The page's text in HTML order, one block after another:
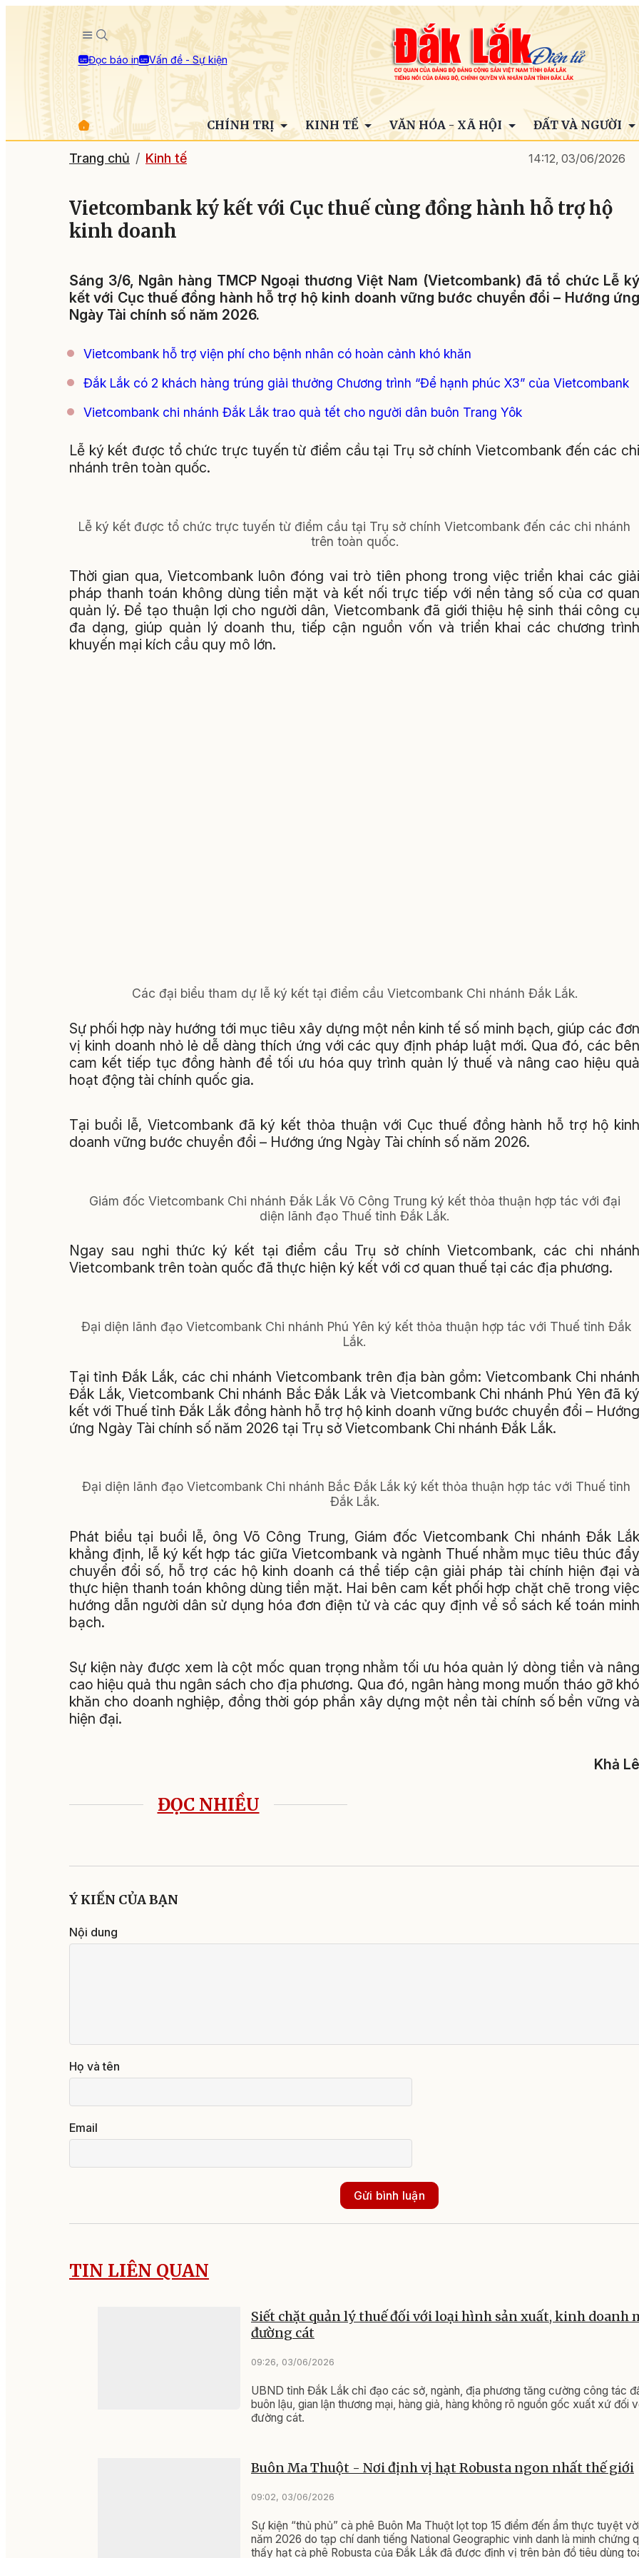
Đọc báo in Vấn đề - Sự kiện
CHÍNH TRỊ KINH TẾ VĂN HÓA - XÃ HỘI ĐẤT VÀ NGƯỜI
Trang chủ Kinh tế 14:12, 03/06/2026
Vietcombank ký kết với Cục thuế cùng đồng hành hỗ trợ hộ
kinh doanh
Sáng 3/6, Ngân hàng TMCP Ngoại thương Việt Nam (Vietcombank) đã tổ chức Lễ ký
kết với Cục thuế đồng hành hỗ trợ hộ kinh doanh vững bước chuyển đổi – Hướng ứng
Ngày Tài chính số năm 2026.
Vietcombank hỗ trợ viện phí cho bệnh nhân có hoàn cảnh khó khăn
Đắk Lắk có 2 khách hàng trúng giải thưởng Chương trình “Để hạnh phúc X3” của Vietcombank
Vietcombank chi nhánh Đắk Lắk trao quà tết cho người dân buôn Trang Yôk
Lễ ký kết được tổ chức trực tuyến từ điểm cầu tại Trụ sở chính Vietcombank đến các chi
nhánh trên toàn quốc.
Lễ ký kết được tổ chức trực tuyến từ điểm cầu tại Trụ sở chính Vietcombank đến các chi nhánh
trên toàn quốc.
Thời gian qua, Vietcombank luôn đóng vai trò tiên phong trong việc triển khai các giải
pháp thanh toán không dùng tiền mặt và kết nối trực tiếp với nền tảng số của cơ quan
quản lý. Để tạo thuận lợi cho người dân, Vietcombank đã giới thiệu hệ sinh thái công cụ
đa dạng, giúp quản lý doanh thu, tiếp cận nguồn vốn và triển khai các chương trình
khuyến mại kích cầu quy mô lớn.
Các đại biểu tham dự lễ ký kết tại điểm cầu Vietcombank Chi nhánh Đắk Lắk.
Sự phối hợp này hướng tới mục tiêu xây dựng một nền kinh tế số minh bạch, giúp các đơn
vị kinh doanh nhỏ lẻ dễ dàng thích ứng với các quy định pháp luật mới. Qua đó, các bên
cam kết tiếp tục đồng hành để tối ưu hóa quy trình quản lý thuế và nâng cao hiệu quả
hoạt động tài chính quốc gia.
Tại buổi lễ, Vietcombank đã ký kết thỏa thuận với Cục thuế đồng hành hỗ trợ hộ kinh
doanh vững bước chuyển đổi – Hướng ứng Ngày Tài chính số năm 2026.
Giám đốc Vietcombank Chi nhánh Đắk Lắk Võ Công Trung ký kết thỏa thuận hợp tác với đại
diện lãnh đạo Thuế tỉnh Đắk Lắk.
Ngay sau nghi thức ký kết tại điểm cầu Trụ sở chính Vietcombank, các chi nhánh
Vietcombank trên toàn quốc đã thực hiện ký kết với cơ quan thuế tại các địa phương.
Đại diện lãnh đạo Vietcombank Chi nhánh Phú Yên ký kết thỏa thuận hợp tác với Thuế tỉnh Đắk
Lắk.
Tại tỉnh Đắk Lắk, các chi nhánh Vietcombank trên địa bàn gồm: Vietcombank Chi nhánh
Đắk Lắk, Vietcombank Chi nhánh Bắc Đắk Lắk và Vietcombank Chi nhánh Phú Yên đã ký
kết với Thuế tỉnh Đắk Lắk đồng hành hỗ trợ hộ kinh doanh vững bước chuyển đổi – Hướng
ứng Ngày Tài chính số năm 2026 tại Trụ sở Vietcombank Chi nhánh Đắk Lắk.
Đại diện lãnh đạo Vietcombank Chi nhánh Bắc Đắk Lắk ký kết thỏa thuận hợp tác với Thuế tỉnh
Đắk Lắk.
Phát biểu tại buổi lễ, ông Võ Công Trung, Giám đốc Vietcombank Chi nhánh Đắk Lắk
khẳng định, lễ ký kết hợp tác giữa Vietcombank và ngành Thuế nhằm mục tiêu thúc đẩy
chuyển đổi số, hỗ trợ các hộ kinh doanh cá thể tiếp cận giải pháp tài chính hiện đại và
thực hiện thanh toán không dùng tiền mặt. Hai bên cam kết phối hợp chặt chẽ trong việc
hướng dẫn người dân sử dụng hóa đơn điện tử và các quy định về sổ sách kế toán minh
bạch.
Sự kiện này được xem là cột mốc quan trọng nhằm tối ưu hóa quản lý dòng tiền và nâng
cao hiệu quả thu ngân sách cho địa phương. Qua đó, ngân hàng mong muốn tháo gỡ khó
khăn cho doanh nghiệp, đồng thời góp phần xây dựng một nền tài chính số bền vững và
hiện đại.
Khả Lê
ĐỌC NHIỀU
Ý KIẾN CỦA BẠN
Nội dung
Họ và tên
Email
Gửi bình luận
TIN LIÊN QUAN
Siết chặt quản lý thuế đối với loại hình sản xuất, kinh doanh
đường cát
09:26, 03/06/2026
UBND tỉnh Đắk Lắk chỉ đạo các sở, ngành, địa phương tăng cường công tác
buôn lậu, gian lận thương mại, hàng giả, hàng không rõ nguồn gốc xuất xứ đối
đường cát.
Buôn Ma Thuột - Nơi định vị hạt Robusta ngon nhất thế giới
09:02, 03/06/2026
Sự kiện “thủ phủ” cà phê Buôn Ma Thuột lọt top 15 điểm đến ẩm thực tuyệt
năm 2026 do tạp chí danh tiếng National Geographic vinh danh là minh chứng
thấy hạt cà phê Robusta của Đắk Lắk đã được định vị trên bản đồ tiêu dùng